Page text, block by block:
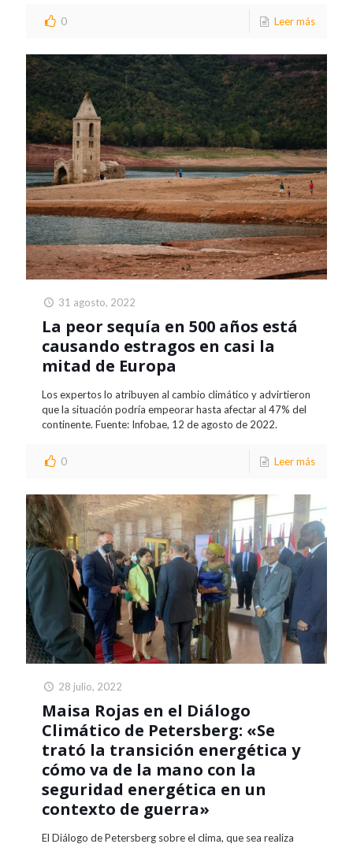
0 Leer más
31 agosto, 2022
La peor sequía en 500 años está
causando estragos en casi la
mitad de Europa
Los expertos lo atribuyen al cambio climático y advirtieron
que la situación podría empeorar hasta afectar al 47% del
continente. Fuente: Infobae, 12 de agosto de 2022.
0 Leer más
28 julio, 2022
Maisa Rojas en el Diálogo
Climático de Petersberg: «Se
trató la transición energética y
cómo va de la mano con la
seguridad energética en un
contexto de guerra»
El Diálogo de Petersberg sobre el clima, que sea realiza